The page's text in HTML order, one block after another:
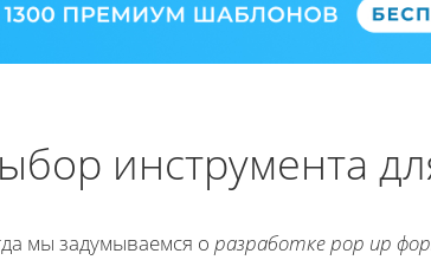
инструмента
мы задумываемся о разработке pop up